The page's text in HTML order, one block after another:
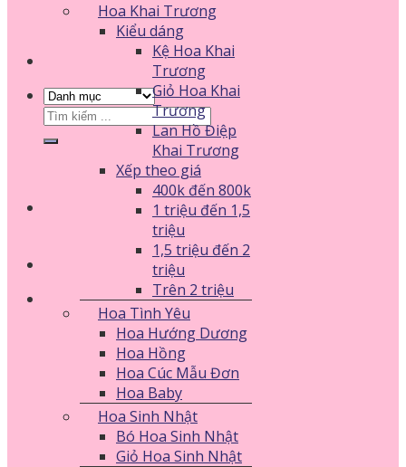
Tìm
kiếm:
Hoa Khai Trương
Kiểu dáng
Kệ Hoa Khai
Trương
Giỏ Hoa Khai
Trương
Lan Hồ Điệp
Khai Trương
Xếp theo giá
400k đến 800k
1 triệu đến 1,5
triệu
1,5 triệu đến 2
triệu
Trên 2 triệu
Hoa Tình Yêu
Hoa Hướng Dương
Hoa Hồng
Hoa Cúc Mẫu Đơn
Hoa Baby
Hoa Sinh Nhật
Bó Hoa Sinh Nhật
Giỏ Hoa Sinh Nhật